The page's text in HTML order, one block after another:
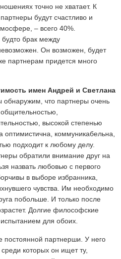
точно не хватает. К
будут счастливо и
– всего 40%.
будто брак между
Он возможен, будет
партнерам придется много
имен Андрей и Светлана
обнаружим, что партнеры очень
высокой степенью
коммуникабельна,
подходит к любому делу.
обратили внимание друг на
назвать любовью с первого
в выборе избранника,
чувства. Им необходимо
побольше. И только после
Долгие философские
для обоих.
постоянной партнерши. У него
которых он ищет ту,